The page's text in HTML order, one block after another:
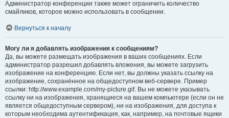
Администратор конференции также может ограничить количество
смайликов, которое можно использовать в сообщении.
Вернуться к началу
Могу ли я добавлять изображения к сообщениям?
Да, вы можете размещать изображения в ваших сообщениях. Если
администратор разрешил добавлять вложения, вы можете загрузить
изображение на конференцию. Если нет, вы должны указать ссылку на
изображение, сохранённое на общедоступном веб-сервере. Пример
ссылки: http://www.example.com/my-picture.gif. Вы не можете указывать
ссылку ни на изображения, хранящиеся на вашем компьютере (если он не
является общедоступным сервером), ни на изображения, для доступа к
которым необходима аутентификация, как, например, на почтовые ящики